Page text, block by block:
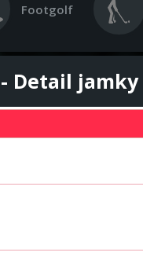
Footgolf
- Detail jamky